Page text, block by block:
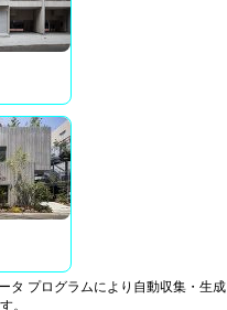
タ プログラムにより自動収集・生成
。